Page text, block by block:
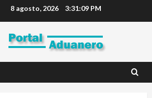
8 agosto, 2026 3:31:10 PM